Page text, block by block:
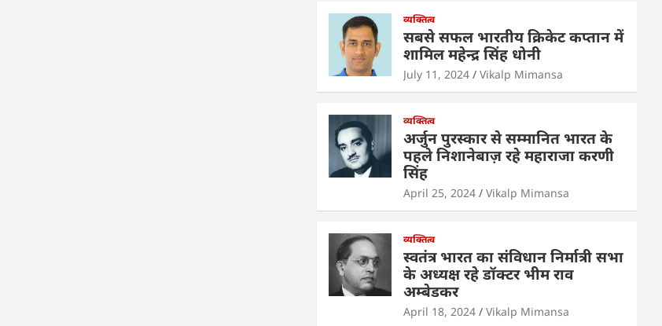
k व्यक्तित्व
सबसे सफल भारतीय क्रिकेट कप्तान में
शामिल महेन्द्र सिंह धोनी
July 11, 2024 Vikalp Mimansa
व्यक्तित्व
अर्जुन पुरस्कार से सम्मानित भारत के
पहले निशानेबाज़ रहे महाराजा करणी
सिंह
April 25, 2024 Vikalp Mimansa
व्यक्तित्व
स्वतंत्र भारत का संविधान निर्मात्री सभा
के अध्यक्ष रहे डॉक्टर भीम राव
अम्बेडकर
April 18, 2024 Vikalp Mimansa